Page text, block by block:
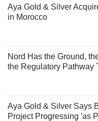
Aya Gold & Silver
in Morocco
Nord Has the Ground,
the Regulatory Pathway
Aya Gold & Silver Says
Project Progressing 'as